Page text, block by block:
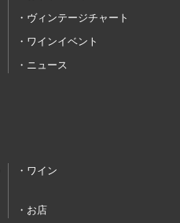
ヴィンテージチャート
ワインイベント
ニュース
ワイン
お店